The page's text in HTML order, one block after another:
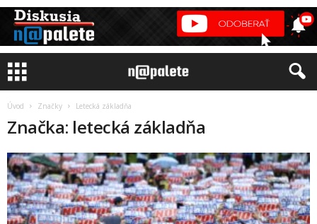
Úvod Značky Letecká základňa
Značka: letecká základňa